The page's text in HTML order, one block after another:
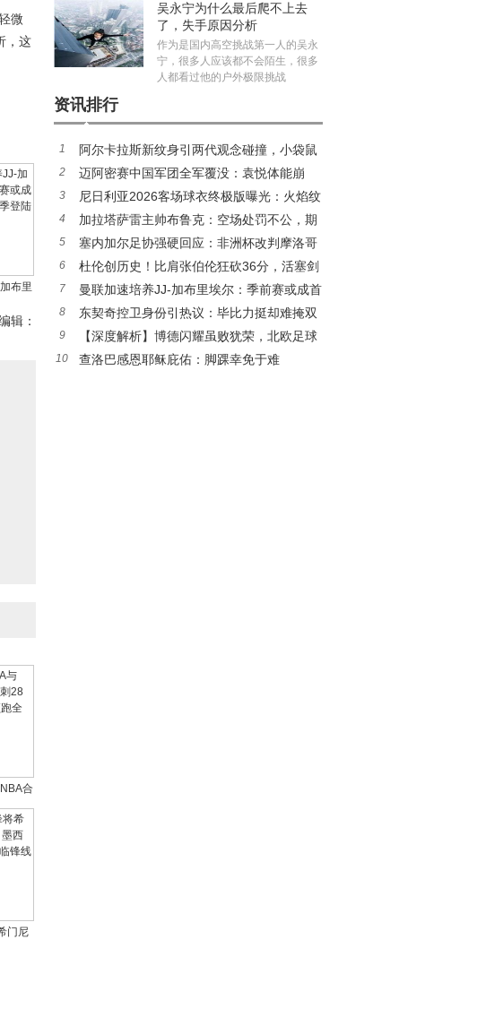
微
，这
布里
英超
辑：
合
规赛
门尼
吴永宁为什么最后爬不上去
了，失手原因分析
作为是国内高空挑战第一人的吴永
宁，很多人应该都不会陌生，很多
人都看过他的户外极限挑战
资讯排行
1
阿尔卡拉斯新纹身引两代观念碰撞，小袋鼠
成荣耀新印记
2
迈阿密赛中国军团全军覆没：袁悦体能崩
盘，布云朝克特错失历史会师
3
尼日利亚2026客场球衣终极版曝光：火焰纹
路引爆收藏热潮
4
加拉塔萨雷主帅布鲁克：空场处罚不公，期
待安菲尔德创造奇迹
5
塞内加尔足协强硬回应：非洲杯改判摩洛哥
胜，此乃非洲足球之耻
6
杜伦创历史！比肩张伯伦狂砍36分，活塞剑
指50胜冲击东部霸主！
7
曼联加速培养JJ-加布里埃尔：季前赛或成首
秀舞台，下赛季登陆英超在望
8
东契奇控卫身份引热议：毕比力挺却难掩双
能卫本质？
9
【深度解析】博德闪耀虽败犹荣，北欧足球
新势力未来可期
10 查洛巴感恩耶稣庇佑：脚踝幸免于难